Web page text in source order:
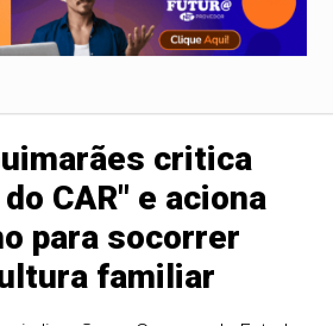
critica
CAR" e aciona
para socorrer
familiar